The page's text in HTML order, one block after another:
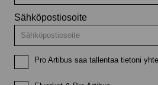
Sähköpostiosoite
Pro Artibus saa tallentaa tietoni